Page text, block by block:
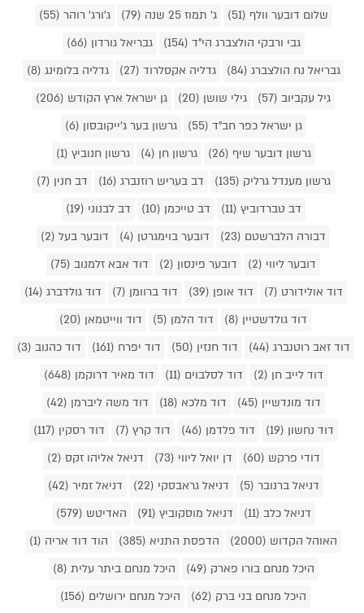
שלום דובער וולף (51)
ג' תמוז 25 שנה (79)
ג'ורג' רוהר (55)
גבי ורבקי הולצברג הי"ד (154)
גבריאל גורדון (66)
גבריאל נח הולצברג (84)
גדליה אקסלרוד (27)
גדליה בלומינג (8)
גיל עקביוב (57)
גילי שושן (20)
גן ישראל ארץ הקודש (206)
גן ישראל כפר חב"ד (55)
גרשון בער ג'ייקובסון (6)
גרשון דובער שיף (26)
גרשון חן (4)
גרשון חנוביץ (1)
גרשון מענדל גרליק (135)
דב בעריש רוזנברג (16)
דב חנין (7)
דב טברדוביץ (11)
דב טייכמן (10)
דב לבנוני (19)
דבורה הלברשטם (23)
דובער בוימגרטן (4)
דובער בעל (2)
דובער ליווי (2)
דובער פינסון (2)
דוד אבא זלמנוב (75)
דוד אולידורט (7)
דוד אופן (39) דוד ברוומן (7)
דוד גולדברג (14)
דוד גולדשטיין (8)
דוד הלמן (5)
דוד ווייטמאן (20)
דוד זאב רוטנברג (44)
דוד חנזין (50) דוד יפרח (161)
דוד כהנוב (3)
דוד לייב חן (2)
דוד לסלבוים (11)
דוד מאיר דרוקמן (648)
דוד מונדשיין (45)
דוד מלכא (18)
דוד משה ליברמן (42)
דוד נחשון (19)
דוד פלדמן (46) דוד קרץ (7)
דוד רסקין (117)
דודי פרקש (60)
דן יואל ליווי (73)
דניאל אליהו זקס (2)
דניאל ברנובר (5)
דניאל גראבסקי (22)
דניאל זמיר (42)
דניאל כלב (11)
דניאל מוסקוביץ (91)
האדיטש (579)
האוהל הקדוש (2000)
הדפסת התניא (385)
הוד דוד אריה (1)
היכל מנחם בורו פארק (49)
היכל מנחם ביתר עלית (8)
היכל מנחם בני ברק (62)
היכל מנחם ירושלים (156)